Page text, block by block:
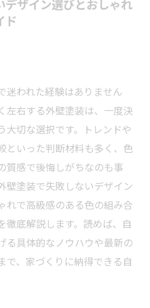
ザイン選びとおしゃれ
ド
迷われた経験はありません
左右する外壁塗装は、一度決
大切な選択です。トレンドや
といった判断材料も多く、色
質感で後悔しがちなのも事
壁塗装で失敗しないデザイン
れで高級感のある色の組み合
徹底解説します。読めば、自
る具体的なノウハウや最新の
で、家づくりに納得できる自